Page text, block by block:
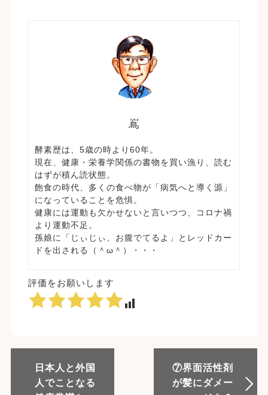
嶌
酵素歴は、5歳の時より60年。
現在、健康・栄養学関係の書物を買い漁り、読む
はずが積ん読状態。
飽食の時代、多くの食べ物が「病気へと導く源」
になっていることを危惧。
健康には運動も欠かせないと言いつつ、コロナ禍
より運動不足。
孫娘に「じぃじぃ、お腹でてるよ」とレッドカー
ドを出される（＾ω＾）・・・
評価をお願いします
日本人と外国
人でことなる
⑦界面活性剤
が髪にダメー